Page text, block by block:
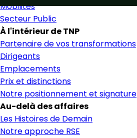
Mobilités
Secteur Public
À l'intérieur de TNP
Partenaire de vos transformations
Dirigeants
Emplacements
Prix et distinctions
Notre positionnement et signature
Au-delà des affaires
Les Histoires de Demain
Notre approche RSE